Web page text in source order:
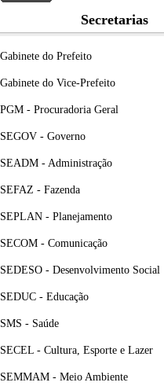
Secretarias
Gabinete do Prefeito
Gabinete do Vice-Prefeito
PGM - Procuradoria Geral
SEGOV - Governo
SEADM - Administração
SEFAZ - Fazenda
SEPLAN - Planejamento
SECOM - Comunicação
SEDESO - Desenvolvimento Social
SEDUC - Educação
SMS - Saúde
SECEL - Cultura, Esporte e Lazer
SEMMAM - Meio Ambiente